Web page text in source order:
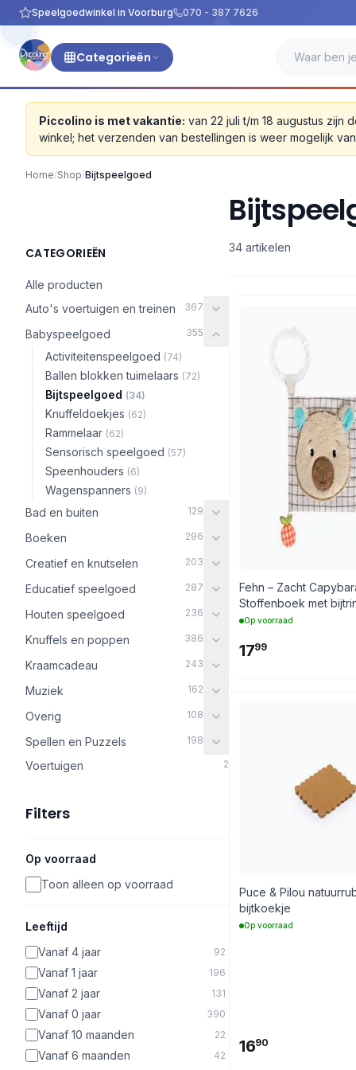
Speelgoedwinkel in Voorburg 070 - 387 7626
Categorieën
Piccolino is met vakantie: van 22 juli t/m 18 augustus
winkel; het verzenden van bestellingen is weer mogelijk
Home/Shop/Bijtspeelgoed
CATEGORIEËN
Alle producten
Auto's voertuigen en treinen
367
Babyspeelgoed 355
Activiteitenspeelgoed (74)
Ballen blokken tuimelaars (72)
Bijtspeelgoed (34)
Knuffeldoekjes (62)
Rammelaar (62)
Sensorisch speelgoed (57)
Speenhouders (6)
Wagenspanners (9)
Bad en buiten 129
Boeken 296
Creatief en knutselen 203
Educatief speelgoed 287
Houten speelgoed 236
Knuffels en poppen 386
Kraamcadeau 243
Muziek 162
Overig 108
Spellen en Puzzels 198
Voertuigen 2
Filters
Op voorraad
Toon alleen op voorraad
Leeftijd
Vanaf 4 jaar
92
Vanaf 1 jaar 196
Vanaf 2 jaar 131
Vanaf 0 jaar 390
Vanaf 10 maanden 22
Vanaf 6 maanden 42
34 artikelen
Fehn – Zacht
Stoffenboek met
Op voorraad
1799
Puce & Pilou
bijtkoekje
Op voorraad
1690